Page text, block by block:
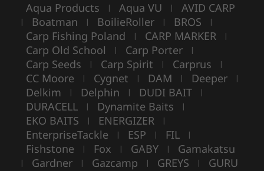
Aqua Products | Aqua VU | AVID CARP
| Boatman | BoilieRoller | BROS |
Carp Fishing Poland | CARP MARKER |
Carp Old School | Carp Porter |
Carp Seeds | Carp Spirit | Carprus |
CC Moore | Cygnet | DAM | Deeper |
Delkim | Delphin | DUDI BAIT |
DURACELL | Dynamite Baits |
EKO BAITS | ENERGIZER |
EnterpriseTackle | ESP | FIL |
Fishstone | Fox | GABY | Gamakatsu
| Gardner | Gazcamp | GREYS | GURU